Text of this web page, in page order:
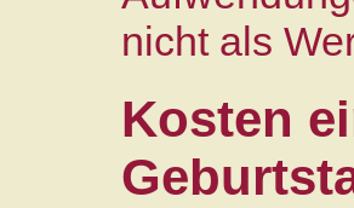
nicht als
Kosten